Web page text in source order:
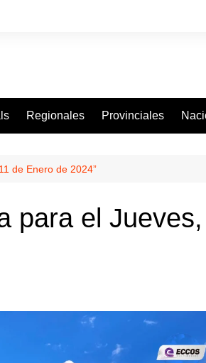
Regionales Provinciales
de Enero de 2024”
para el Jueves,